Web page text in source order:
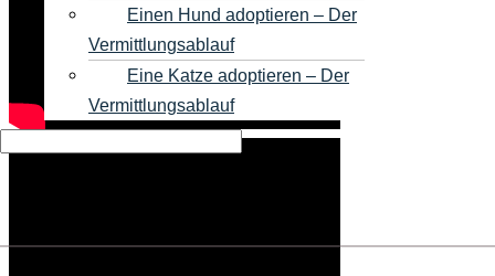
Einen Hund adoptieren – Der
Vermittlungsablauf
Eine Katze adoptieren – Der
Vermittlungsablauf